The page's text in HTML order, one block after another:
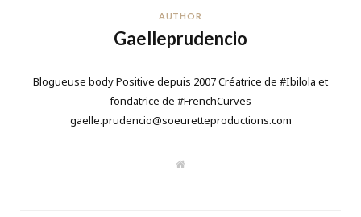
AUTHOR
Gaelleprudencio
Blogueuse body Positive depuis 2007 Créatrice de #Ibilola et
fondatrice de #FrenchCurves
gaelle.prudencio@soeuretteproductions.com
W